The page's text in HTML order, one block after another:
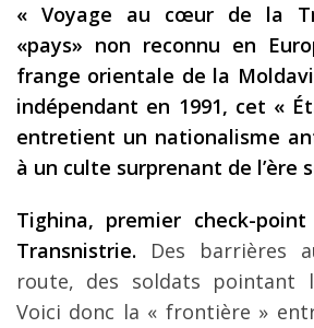
« Voyage au cœur de la
«pays» non reconnu en
frange orientale de la
indépendant en 1991, cet «
entretient un nationalisme
à un culte surprenant de l’ère
Tighina, premier check-
Transnistrie. Des barrières
route, des soldats pointant
Voici donc la « frontière »